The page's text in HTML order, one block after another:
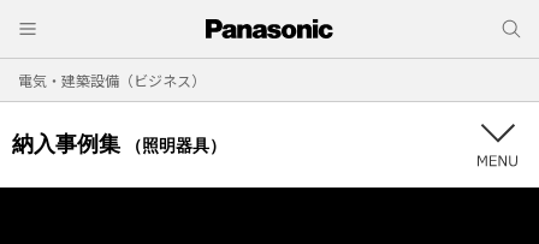
電気・建築設備（ビジネス）
納入事例集 （照明器具）